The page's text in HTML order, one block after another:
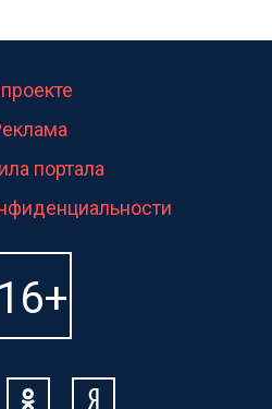
портала